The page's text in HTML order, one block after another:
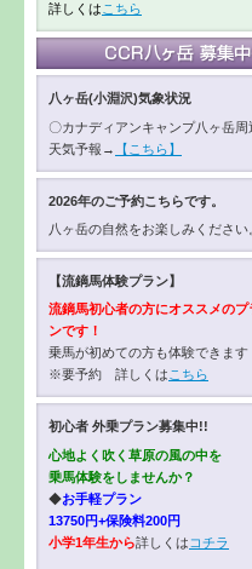
詳しくは こちら
八ヶ岳(小淵沢)気象状況
〇カナディアンキャンプ八ヶ岳周
天気予報→
【こちら】
2026年のご予約こちらです。
八ヶ岳の自然をお楽しみください
【流鏑馬体験プラン】
流鏑馬初心者の方にオススメのプ
ンです！
乗馬が初めての方も体験できます
※要予約 詳しくは こちら
初心者 外乗プラン募集中!!
心地よく吹く草原の風の中を
乗馬体験をしませんか？
◆お手軽プラン
13750円+保険料200円
小学1年生から詳しくは コチラ